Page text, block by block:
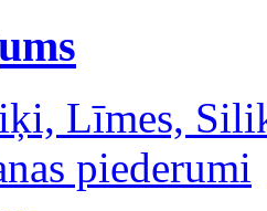
Līmes,
piederumi